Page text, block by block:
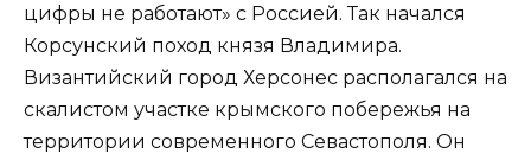
цифры не работают» с Россией. Так начался
Корсунский поход князя Владимира.
Византийский город Херсонес располагался на
скалистом участке крымского побережья на
территории современного Севастополя. Он